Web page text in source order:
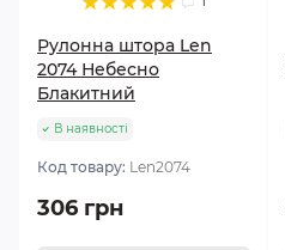
Рулонна штора Len
2074 Небесно
Блакитний
В наявності
Код товару: Len2074
306 грн